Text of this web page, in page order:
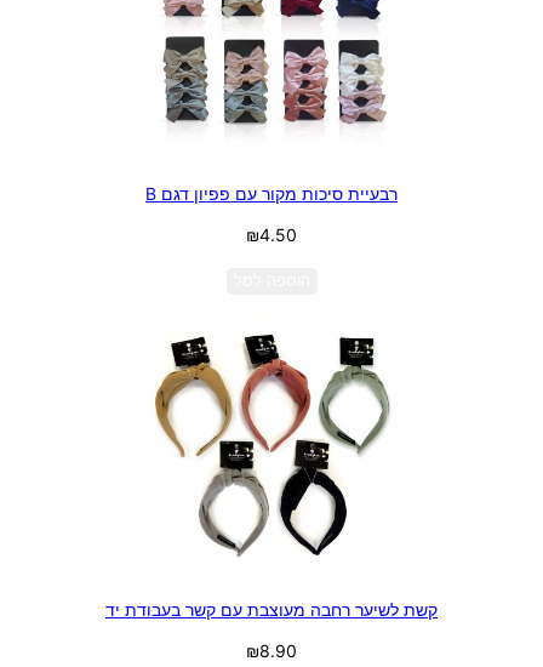
רבעיית סיכות מקור עם פפיון דגם B
₪4.50
קשת לשיער רחבה מעוצבת עם קשר בעבודת יד
₪8.90